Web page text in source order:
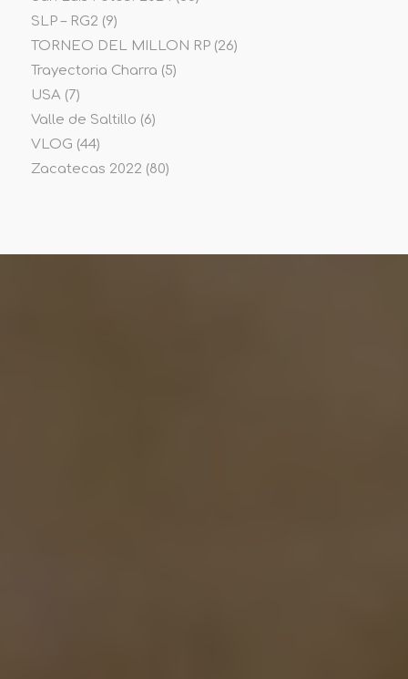
SLP – RG2 (9)
TORNEO DEL MILLON RP(26)
Trayectoria Charra (5)
USA(7)
Valle de Saltillo (6)
VLOG (44)
Zacatecas 2022 (80)